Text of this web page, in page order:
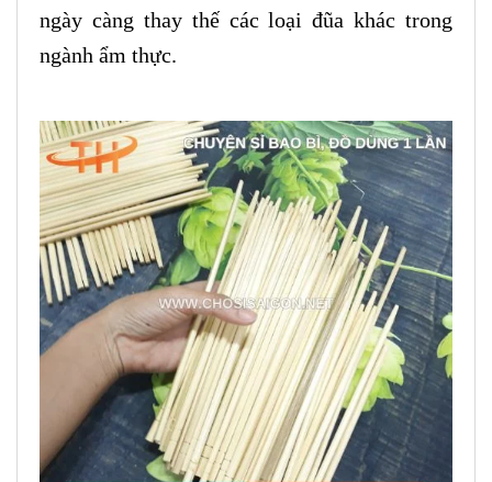
ngày càng thay thế các loại đũa khác trong
ngành ẩm thực.